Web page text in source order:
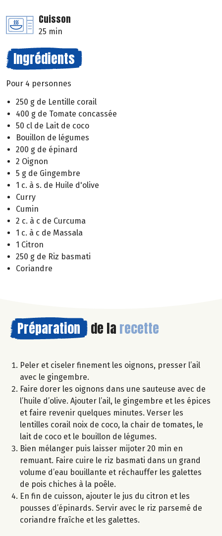
Cuisson
25 min
Ingrédients
Pour 4 personnes
250 g de Lentille corail
400 g de Tomate concassée
50 cl de Lait de coco
Bouillon de légumes
200 g de épinard
2 Oignon
5 g de Gingembre
1 c. à s. de Huile d'olive
Curry
Cumin
2 c. à c de Curcuma
1 c. à c de Massala
1 Citron
250 g de Riz basmati
Coriandre
Préparation de la recette
Peler et ciseler finement les oignons, presser l’ail
avec le gingembre.
Faire dorer les oignons dans une sauteuse avec de
l’huile d’olive. Ajouter l’ail, le gingembre et les épices
et faire revenir quelques minutes. Verser les
lentilles corail noix de coco, la chair de tomates, le
lait de coco et le bouillon de légumes.
Bien mélanger puis laisser mijoter 20 min en
remuant. Faire cuire le riz basmati dans un grand
volume d’eau bouillante et réchauffer les galettes
de pois chiches à la poêle.
En fin de cuisson, ajouter le jus du citron et les
pousses d’épinards. Servir avec le riz parsemé de
coriandre fraîche et les galettes.